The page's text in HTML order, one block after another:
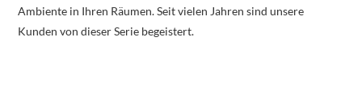
Ambiente in Ihren Räumen. Seit vielen Jahren sind unsere
Kunden von dieser Serie begeistert.